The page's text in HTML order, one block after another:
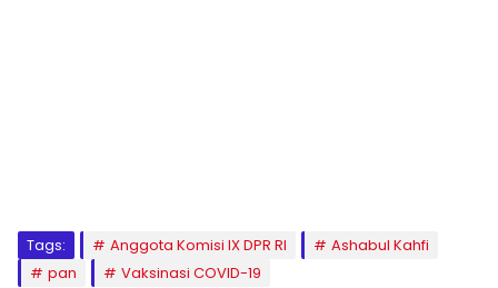
Tags: Anggota Komisi IX DPR RI
Ashabul Kahfi
pan
Vaksinasi COVID-19